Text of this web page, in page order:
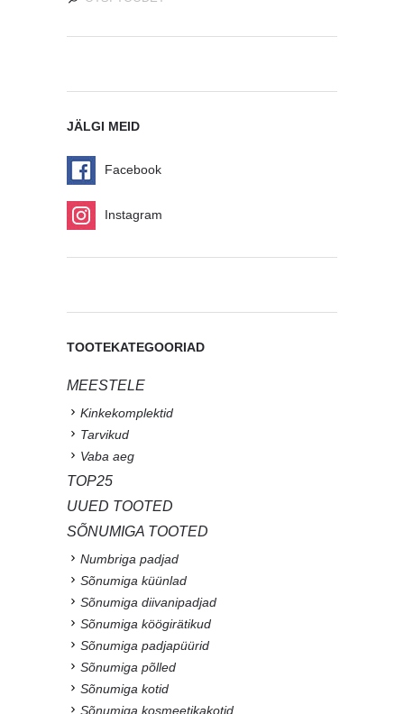
JÄLGI MEID
Facebook
Instagram
TOOTEKATEGOORIAD
MEESTELE
Kinkekomplektid
Tarvikud
Vaba aeg
TOP25
UUED TOOTED
SÕNUMIGA TOOTED
Numbriga padjad
Sõnumiga küünlad
Sõnumiga diivanipadjad
Sõnumiga köögirätikud
Sõnumiga padjapüürid
Sõnumiga põlled
Sõnumiga kotid
Sõnumiga kosmeetikakotid